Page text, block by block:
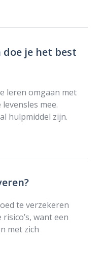
je het best
leren omgaan met
mee.
hulpmiddel zijn.
te verzekeren
want een
met zich